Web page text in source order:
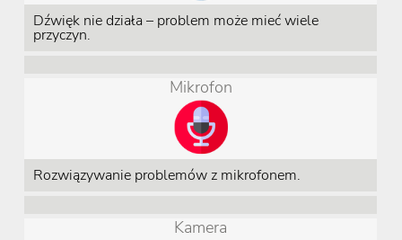
Dźwięk nie działa – problem może mieć wiele
przyczyn.
Mikrofon
Rozwiązywanie problemów z mikrofonem.
Kamera